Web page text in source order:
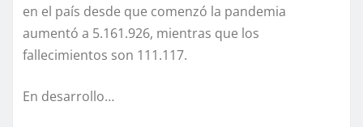
en el país desde que comenzó la pandemia
aumentó a 5.161.926, mientras que los
fallecimientos son 111.117.
En desarrollo…